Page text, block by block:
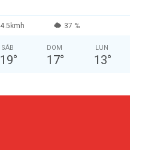
4.5kmh 37 %
SÁB
19°
DOM
17°
LUN
13°